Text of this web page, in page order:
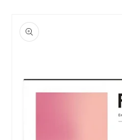
報にス
キップ